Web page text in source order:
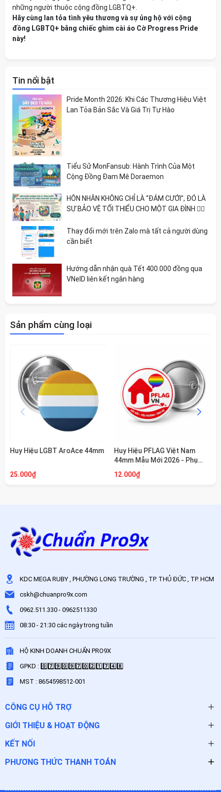
những người thuộc cộng đồng LGBTQ+.
Hãy cùng lan tỏa tình yêu thương và sự ủng hộ với cộng
đồng LGBTQ+ bằng chiếc ghim cài áo Cờ Progress Pride
này!
Tin nổi bật
Pride Month 2026: Khi Các Thương Hiệu Việt
Lan Tỏa Bản Sắc Và Giá Trị Tự Hào
Tiểu Sử MonFansub: Hành Trình Của Một
Cộng Đồng Đam Mê Doraemon
HÔN NHÂN KHÔNG CHỈ LÀ “ĐÁM CƯỚI”, ĐÓ LÀ
SỰ BẢO VỆ TỐI THIỂU CHO MỘT GIA ĐÌNH 🏳️‍🌈
Thay đổi mới trên Zalo mà tất cả người dùng
cần biết
Hướng dẫn nhận quà Tết 400.000 đồng qua
VNeID liên kết ngân hàng
Sản phẩm cùng loại
Huy Hiệu LGBT AroAce 44mm
25.000₫
Huy Hiệu PFLAG Việt Nam
44mm Mẫu Mới 2026 - Phụ
Đồng LGBT
12.000₫
KDC MEGA RUBY , PHƯỜNG LONG TRƯỜNG , TP. THỦ ĐỨC , TP. HCM
cskh@chuanpro9x.com
0962.511.330 - 0962511330
08:30 - 21:30 các ngày trong tuần
HỘ KINH DOANH CHUẨN PRO9X
GPKD : 0️⃣7️⃣9️⃣0️⃣9️⃣7️⃣0️⃣2️⃣1️⃣7️⃣4️⃣8️⃣
MST : 8654598512-001
CÔNG CỤ HỖ TRỢ
GIỚI THIỆU & HOẠT ĐỘNG
KẾT NỐI
PHƯƠNG THỨC THANH TOÁN